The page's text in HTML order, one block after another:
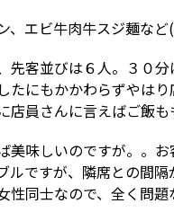
、エビ牛肉牛スジ麺など
先客並びは６人。３０
たにもかかわらずやは
店員さんに言えばご飯も
美味しいのですが。。
ルですが、隣席との間
性同士なので、全く問題